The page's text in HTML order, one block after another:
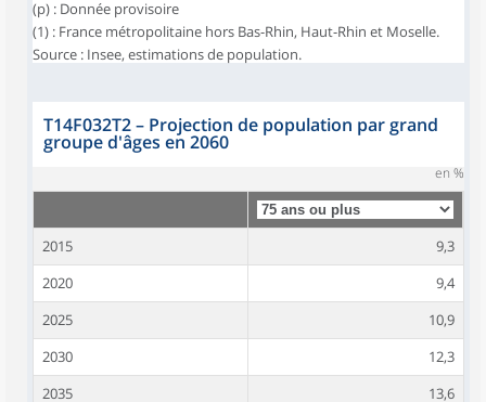
(p) : Donnée provisoire
(1) : France métropolitaine hors Bas-Rhin, Haut-Rhin et Moselle.
Source : Insee, estimations de population.
T14F032T2– Projection de population par grand
groupe d'âges en 2060
en %
2015
9,3
2020
9,4
2025
10,9
2030
12,3
2035
13,6